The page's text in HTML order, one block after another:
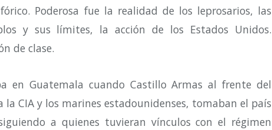
Poderosa fue la realidad de los leprosarios, las
y sus límites, la acción de los Estados Unidos.
de clase.
en Guatemala cuando Castillo Armas al frente del
CIA y los marines estadounidenses, tomaban el país
a quienes tuvieran vínculos con el régimen